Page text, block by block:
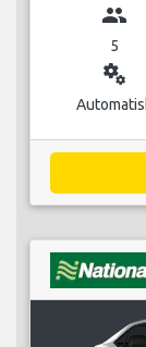
group
5
miscellaneous_services